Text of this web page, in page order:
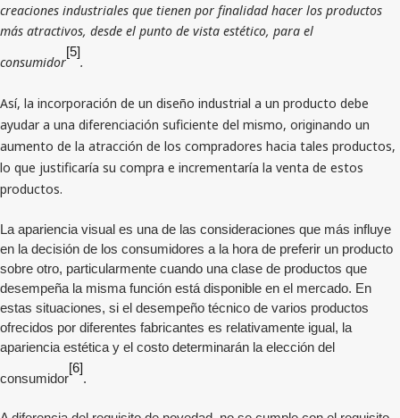
creaciones industriales que tienen por finalidad hacer los productos
más atractivos, desde el punto de vista estético, para el
consumidor
[5]
.
Así, la incorporación de un diseño industrial a un producto debe
ayudar a una diferenciación suficiente del mismo, originando un
aumento de la atracción de los compradores hacia tales productos,
lo que justificaría su compra e incrementaría la venta de estos
productos.
La apariencia visual es una de las consideraciones que más influye
en la decisión de los consumidores a la hora de preferir un producto
sobre otro, particularmente cuando una clase de productos que
desempeña la misma función está disponible en el mercado. En
estas situaciones, si el desempeño técnico de varios productos
ofrecidos por diferentes fabricantes es relativamente igual, la
apariencia estética y el costo determinarán la elección del
consumidor
[6]
.